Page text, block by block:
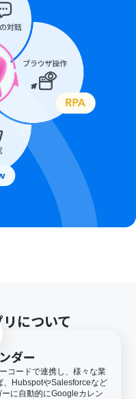
について
ダー
コードで連携し、様々な業
、HubspotやSalesforceなど
に自動的にGoogleカレン